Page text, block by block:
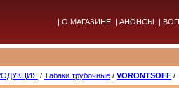
| О МАГАЗИНЕ | АНОНСЫ |
/ Табаки трубочные / VORONTSOFF /